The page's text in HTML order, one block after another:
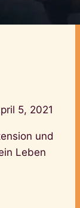
5, 2021
und
Leben